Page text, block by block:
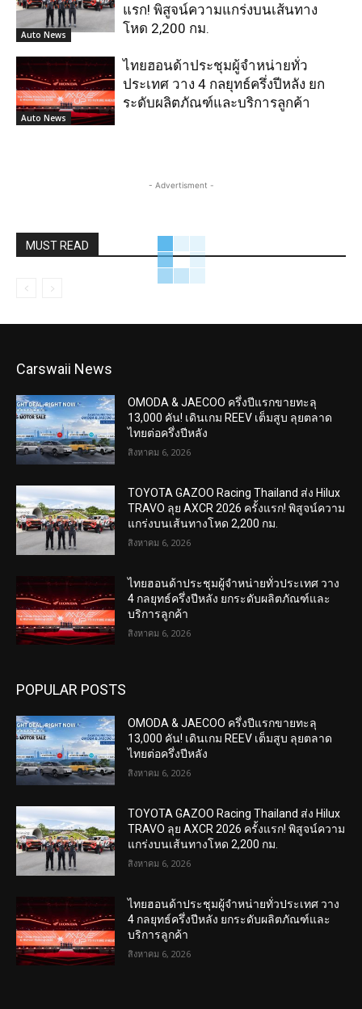
Auto News
แรก! พิสูจน์ความแกร่งบนเส้นทาง
โหด 2,200 กม.
Auto News
ไทยฮอนด้าประชุมผู้จำหน่ายทั่ว
ประเทศ วาง 4 กลยุทธ์ครึ่งปีหลัง ยก
ระดับผลิตภัณฑ์และบริการลูกค้า
- Advertisment -
MUST READ
Carswaii News
OMODA & JAECOO ครึ่งปีแรกขายทะลุ
13,000 คัน! เดินเกม REEV เต็มสูบ ลุยตลาด
ไทยต่อครึ่งปีหลัง
สิงหาคม 6, 2026
TOYOTA GAZOO Racing Thailand ส่ง Hilux
TRAVO ลุย AXCR 2026 ครั้งแรก! พิสูจน์ความ
แกร่งบนเส้นทางโหด 2,200 กม.
สิงหาคม 6, 2026
ไทยฮอนด้าประชุมผู้จำหน่ายทั่วประเทศ วาง
4 กลยุทธ์ครึ่งปีหลัง ยกระดับผลิตภัณฑ์และ
บริการลูกค้า
สิงหาคม 6, 2026
POPULAR POSTS
OMODA & JAECOO ครึ่งปีแรกขายทะลุ
13,000 คัน! เดินเกม REEV เต็มสูบ ลุยตลาด
ไทยต่อครึ่งปีหลัง
สิงหาคม 6, 2026
TOYOTA GAZOO Racing Thailand ส่ง Hilux
TRAVO ลุย AXCR 2026 ครั้งแรก! พิสูจน์ความ
แกร่งบนเส้นทางโหด 2,200 กม.
สิงหาคม 6, 2026
ไทยฮอนด้าประชุมผู้จำหน่ายทั่วประเทศ วาง
4 กลยุทธ์ครึ่งปีหลัง ยกระดับผลิตภัณฑ์และ
บริการลูกค้า
สิงหาคม 6, 2026